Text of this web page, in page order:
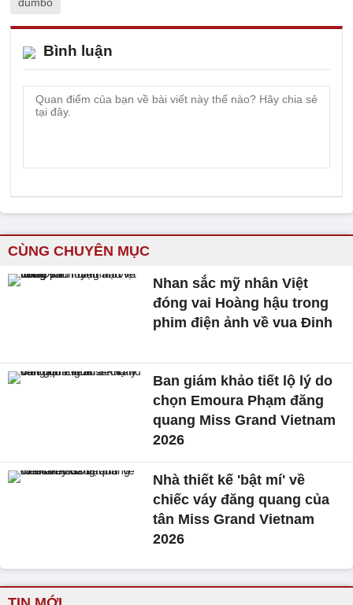
Bình luận
CÙNG CHUYÊN MỤC
Nhan sắc mỹ nhân Việt
đóng vai Hoàng hậu trong
phim điện ảnh về vua Đinh
Ban giám khảo tiết lộ lý do
chọn Emoura Phạm đăng
quang Miss Grand Vietnam
2026
Nhà thiết kế 'bật mí' về
chiếc váy đăng quang của
tân Miss Grand Vietnam
2026